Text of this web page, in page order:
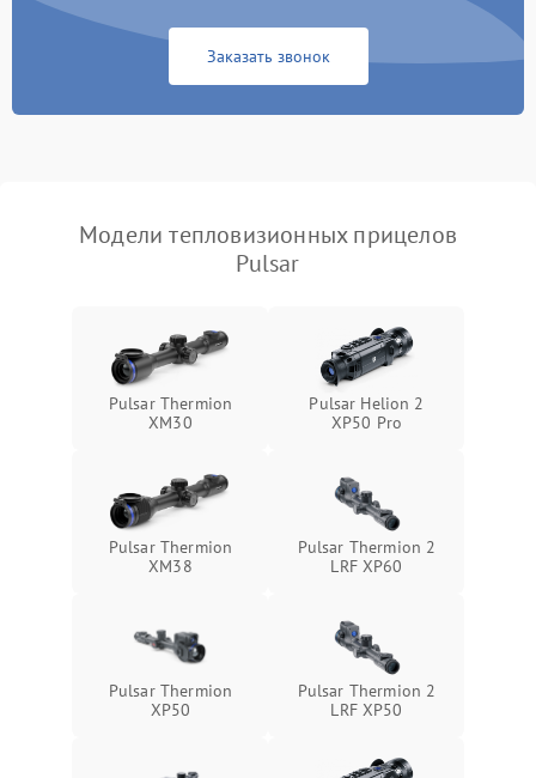
Повреждение системы
защиты от перегрузок
1500 ₽
автоматического
1500 ₽ Подробнее →
Неисправность системы
защиты от
перенапряжения
Подробнее →
защиты от замыкания
Неисправность системы
защиты от перегрева
1500 ₽ Подробнее →
от перенапряжения
Поломка системы защиты
1500 ₽ Подробнее →
Заказать звонок
Модели тепловизионных прицелов
Pulsar
Pulsar Thermion
XM30
Pulsar Helion 2
XP50 Pro
Pulsar Thermion
XM38
Pulsar Thermion 2
LRF XP60
Pulsar Thermion
XP50
Pulsar Thermion 2
LRF XP50